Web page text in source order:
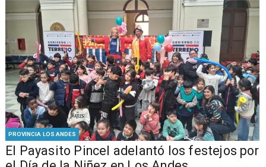
PROVINCIA LOS ANDES
El Payasito Pincel adelantó los festejos por